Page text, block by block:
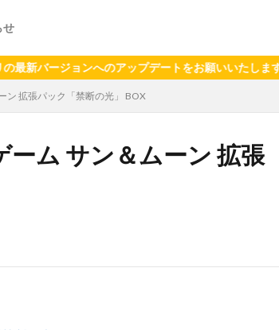
せ
ジョンへのアップデートをお願いいたします（2024
ン 拡張パック「禁断の光」 BOX
ーム サン＆ムーン 拡張